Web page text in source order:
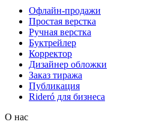
Офлайн-продажи
Простая верстка
Ручная верстка
Буктрейлер
Корректор
Дизайнер обложки
Заказ тиража
Публикация
Rideró для бизнеса
О нас